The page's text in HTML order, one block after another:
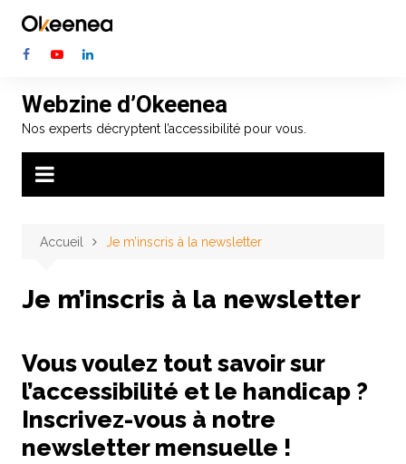
contenu
Webzine d’Okeenea
Nos experts décryptent l’accessibilité pour vous.
Accueil Je m’inscris à la newsletter
Je m’inscris à la newsletter
Vous voulez tout savoir sur
l’accessibilité et le handicap ?
Inscrivez-vous à notre
newsletter mensuelle !